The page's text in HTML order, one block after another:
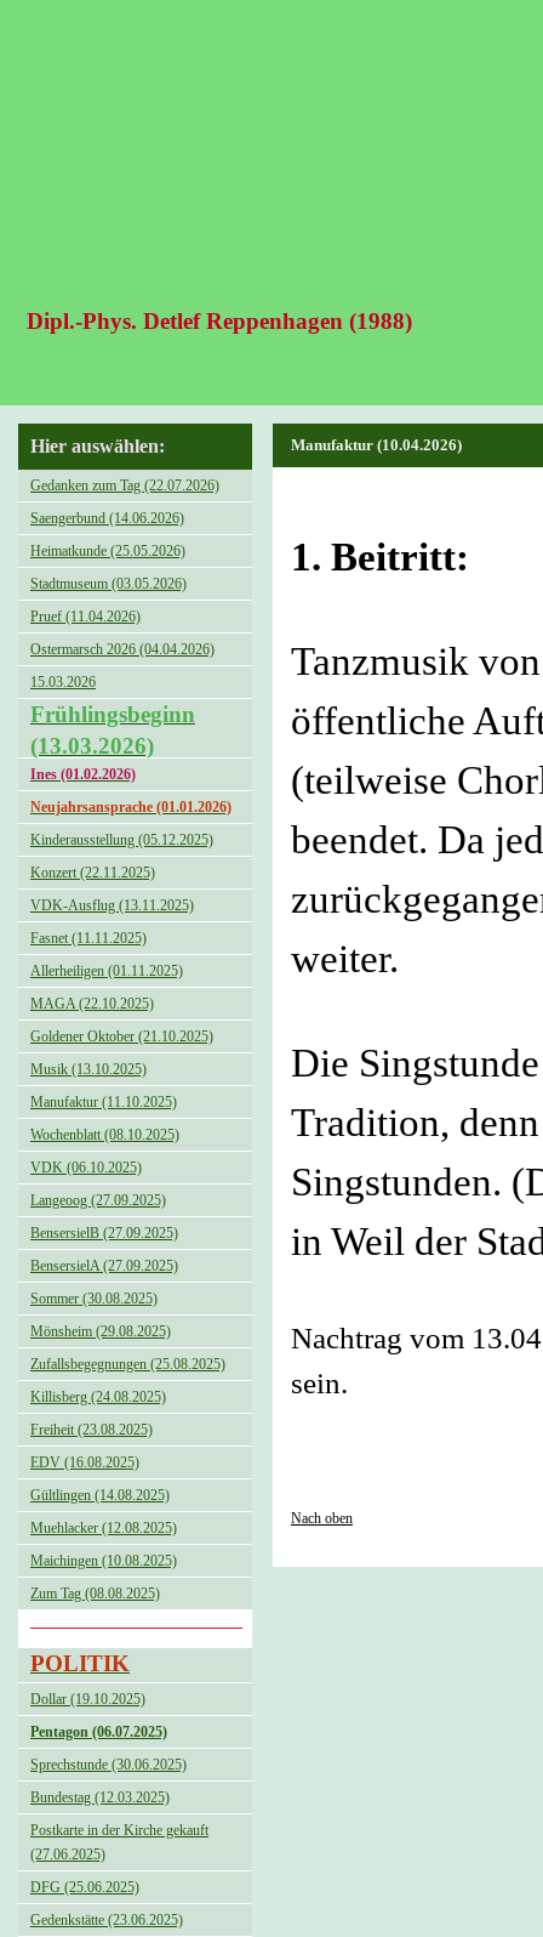
Dipl.-Phys. Detlef Reppenhagen (1988)
Hier auswählen:
Gedanken zum Tag (22.07.2026)
Saengerbund (14.06.2026)
Heimatkunde (25.05.2026)
Stadtmuseum (03.05.2026)
Pruef (11.04.2026)
Ostermarsch 2026 (04.04.2026)
15.03.2026
Frühlingsbeginn
(13.03.2026)
Ines (01.02.2026)
Neujahrsansprache (01.01.2026)
Kinderausstellung (05.12.2025)
Konzert (22.11.2025)
VDK-Ausflug (13.11.2025)
Fasnet (11.11.2025)
Allerheiligen (01.11.2025)
MAGA (22.10.2025)
Goldener Oktober (21.10.2025)
Musik (13.10.2025)
Manufaktur (11.10.2025)
Wochenblatt (08.10.2025)
VDK (06.10.2025)
Langeoog (27.09.2025)
BensersielB (27.09.2025)
BensersielA (27.09.2025)
Sommer (30.08.2025)
Mönsheim (29.08.2025)
Zufallsbegegnungen (25.08.2025)
Killisberg (24.08.2025)
Freiheit (23.08.2025)
EDV (16.08.2025)
Gültlingen (14.08.2025)
Muehlacker (12.08.2025)
Maichingen (10.08.2025)
Zum Tag (08.08.2025)
POLITIK
Dollar (19.10.2025)
Pentagon (06.07.2025)
Sprechstunde (30.06.2025)
Bundestag (12.03.2025)
Postkarte in der Kirche gekauft
(27.06.2025)
DFG (25.06.2025)
Gedenkstätte (23.06.2025)
Manufaktur (10.04.2026)
1. Beitritt:
Tanzmusik
öffentliche
(teilweise
beendet. Da
weiter.
Die
Tradition,
Singstunden.
in Weil der
Nachtrag vom
sein.
Nach oben